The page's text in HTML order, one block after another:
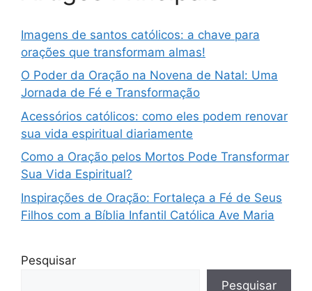
Imagens de santos católicos: a chave para
orações que transformam almas!
O Poder da Oração na Novena de Natal: Uma
Jornada de Fé e Transformação
Acessórios católicos: como eles podem renovar
sua vida espiritual diariamente
Como a Oração pelos Mortos Pode Transformar
Sua Vida Espiritual?
Inspirações de Oração: Fortaleça a Fé de Seus
Filhos com a Bíblia Infantil Católica Ave Maria
Pesquisar
Pesquisar